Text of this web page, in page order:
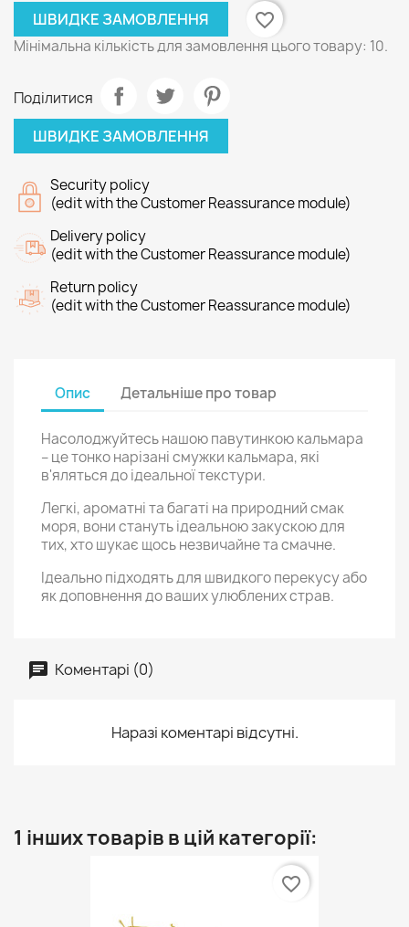
ШВИДКЕ ЗАМОВЛЕННЯ favorite_border
Мінімальна кількість для замовлення цього товару: 10.
Поділитися
ШВИДКЕ ЗАМОВЛЕННЯ
Security policy
(edit with the Customer Reassurance module)
Delivery policy
(edit with the Customer Reassurance module)
Return policy
(edit with the Customer Reassurance module)
Опис Детальніше про товар
Насолоджуйтесь нашою павутинкою кальмара
– це тонко нарізані смужки кальмара, які
в'яляться до ідеальної текстури.
Легкі, ароматні та багаті на природний смак
моря, вони стануть ідеальною закускою для
тих, хто шукає щось незвичайне та смачне.
Ідеально підходять для швидкого перекусу або
як доповнення до ваших улюблених страв.
Коментарі (0)
Наразі коментарі відсутні.
1 інших товарів в цій категорії:
favorite_border